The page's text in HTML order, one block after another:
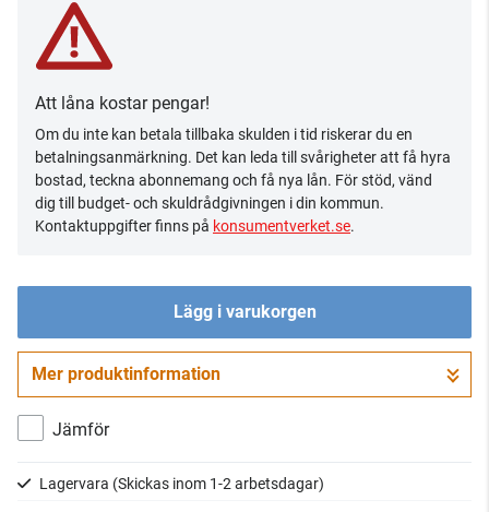
Att låna kostar pengar!
Om du inte kan betala tillbaka skulden i tid riskerar du en
betalningsanmärkning. Det kan leda till svårigheter att få hyra
bostad, teckna abonnemang och få nya lån. För stöd, vänd
dig till budget- och skuldrådgivningen i din kommun.
Kontaktuppgifter finns på konsumentverket.se.
Lägg i varukorgen
Gå till kassan
Mer produktinformation
Jämför
Lagervara (Skickas inom 1-2 arbetsdagar)